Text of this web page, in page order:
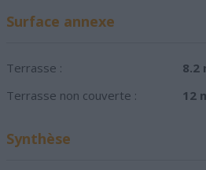
Surface annexe
Terrasse :
8.2
Terrasse non couverte :
12
Synthèse